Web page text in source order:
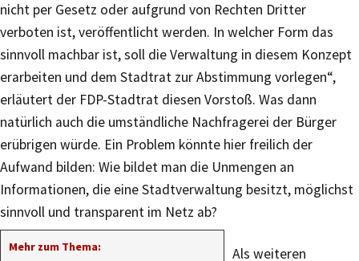
nicht per Gesetz oder aufgrund von Rechten Dritter
verboten ist, veröffentlicht werden. In welcher Form das
sinnvoll machbar ist, soll die Verwaltung in diesem Konzept
erarbeiten und dem Stadtrat zur Abstimmung vorlegen“,
erläutert der FDP-Stadtrat diesen Vorstoß. Was dann
natürlich auch die umständliche Nachfragerei der Bürger
erübrigen würde. Ein Problem könnte hier freilich der
Aufwand bilden: Wie bildet man die Unmengen an
Informationen, die eine Stadtverwaltung besitzt, möglichst
sinnvoll und transparent im Netz ab?
Mehr zum Thema:
Als weiteren